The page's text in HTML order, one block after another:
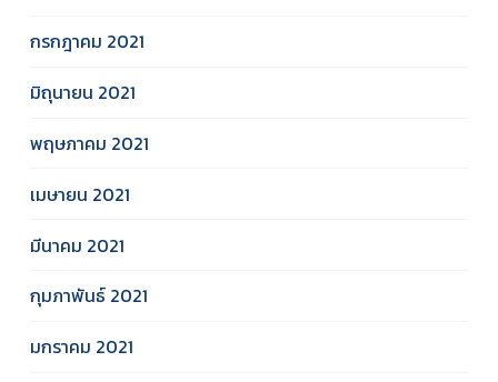
กรกฎาคม 2021
มิถุนายน 2021
พฤษภาคม 2021
เมษายน 2021
มีนาคม 2021
กุมภาพันธ์ 2021
มกราคม 2021